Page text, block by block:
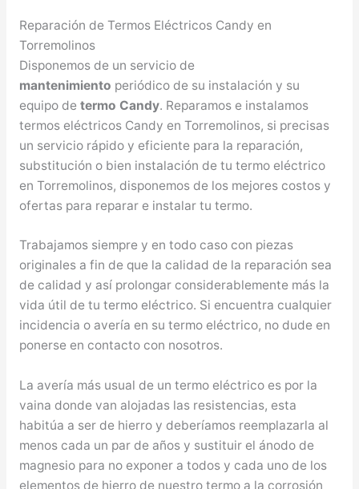
Reparación de Termos Eléctricos Candy en
Torremolinos
Disponemos de un servicio de
mantenimiento periódico de su instalación y su
equipo de termo Candy. Reparamos e instalamos
termos eléctricos Candy en Torremolinos, si precisas
un servicio rápido y eficiente para la reparación,
substitución o bien instalación de tu termo eléctrico
en Torremolinos, disponemos de los mejores costos y
ofertas para reparar e instalar tu termo.
Trabajamos siempre y en todo caso con piezas
originales a fin de que la calidad de la reparación sea
de calidad y así prolongar considerablemente más la
vida útil de tu termo eléctrico. Si encuentra cualquier
incidencia o avería en su termo eléctrico, no dude en
ponerse en contacto con nosotros.
La avería más usual de un termo eléctrico es por la
vaina donde van alojadas las resistencias, esta
habitúa a ser de hierro y deberíamos reemplazarla al
menos cada un par de años y sustituir el ánodo de
magnesio para no exponer a todos y cada uno de los
elementos de hierro de nuestro termo a la corrosión